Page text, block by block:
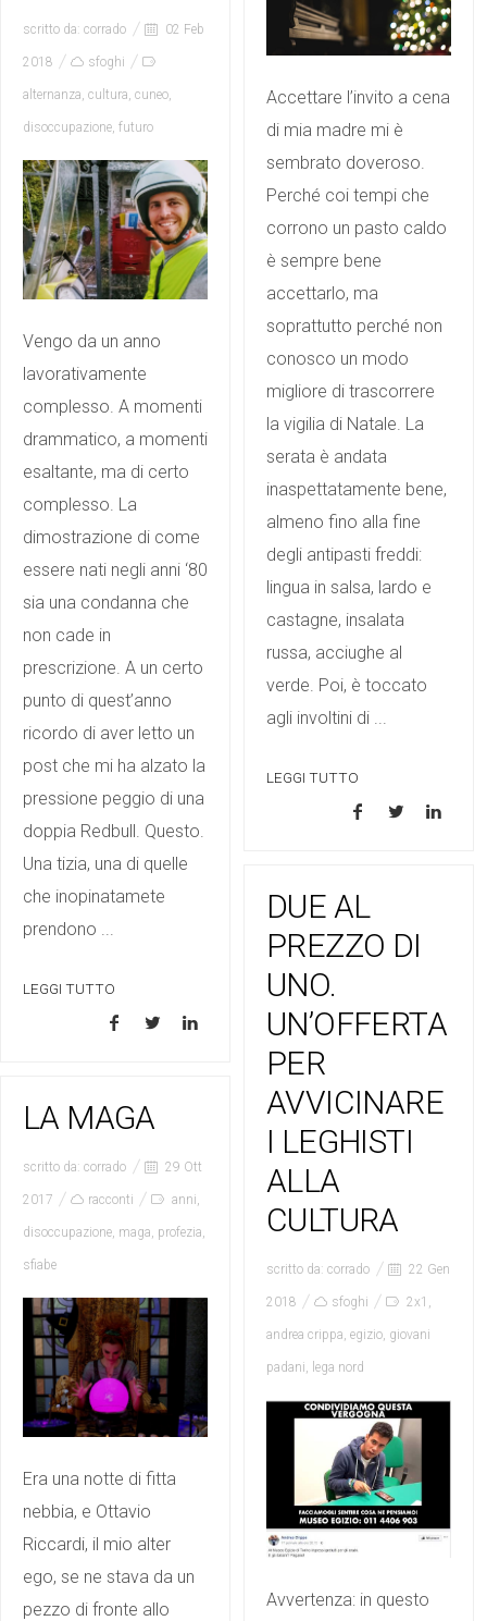
Accettare l’invito a cena
di mia madre mi è
sembrato doveroso.
Perché coi tempi che
corrono un pasto caldo
è sempre bene
accettarlo, ma
soprattutto perché non
conosco un modo
migliore di trascorrere
la vigilia di Natale. La
serata è andata
inaspettatamente bene,
almeno fino alla fine
degli antipasti freddi:
lingua in salsa, lardo e
castagne, insalata
russa, acciughe al
verde. Poi, è toccato
agli involtini di ...
LEGGI TUTTO
scritto da: corrado 02 Feb
2018 sfoghi
alternanza, cultura, cuneo,
disoccupazione, futuro
Vengo da un anno
lavorativamente
complesso. A momenti
drammatico, a momenti
esaltante, ma di certo
complesso. La
dimostrazione di come
essere nati negli anni ‘80
sia una condanna che
non cade in
prescrizione. A un certo
punto di quest’anno
ricordo di aver letto un
post che mi ha alzato la
pressione peggio di una
doppia Redbull. Questo.
Una tizia, una di quelle
che inopinatamete
prendono ...
LEGGI TUTTO
DUE AL
PREZZO DI
UNO.
UN’OFFERTA
PER
AVVICINARE
I LEGHISTI
ALLA
CULTURA
scritto da: corrado 22 Gen
2018 sfoghi 2x1 ,
andrea crippa, egizio, giovani
padani, lega nord
Avvertenza: in questo
LA MAGA
scritto da: corrado 29 Ott
2017 racconti anni,
disoccupazione, maga, profezia,
sfiabe
Era una notte di fitta
nebbia, e Ottavio
Riccardi, il mio alter
ego, se ne stava da un
pezzo di fronte allo